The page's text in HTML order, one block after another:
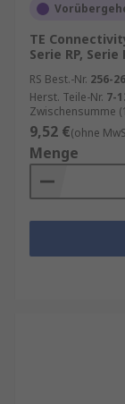
TE
Serie RP,
RS Best.-Nr. 256-
Herst. Teile-Nr. 7-
Zwischensumme
9,52 €(ohne
Menge